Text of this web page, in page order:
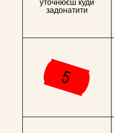
уточнюєш куди
задонатити